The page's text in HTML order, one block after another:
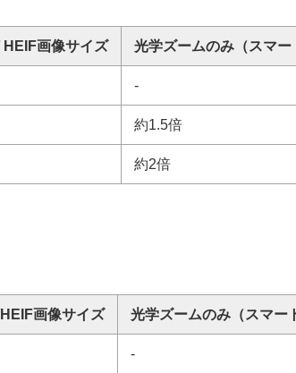
ーカス（ピント）を合わせる
AF
度を選ぶ
に効果を加える
チ機能を使う
ッターの設定
HEIF画像サイズ 光学ズームのみ （スマー
-
約1.5倍
約2倍
HEIF画像サイズ 光学ズームのみ （スマー
-